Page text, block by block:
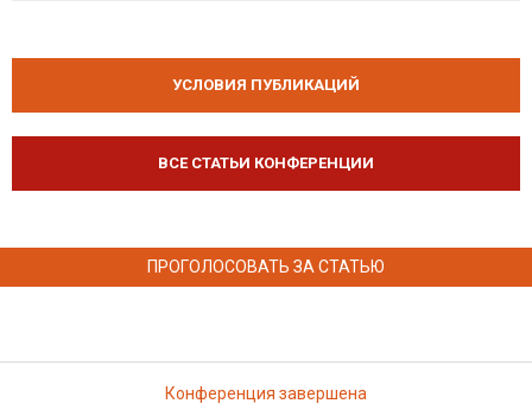
УСЛОВИЯ ПУБЛИКАЦИЙ
ВСЕ СТАТЬИ КОНФЕРЕНЦИИ
ПРОГОЛОСОВАТЬ ЗА СТАТЬЮ
Конференция завершена